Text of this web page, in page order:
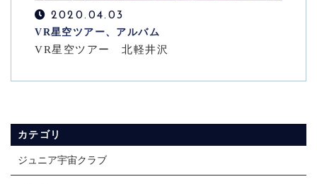
メールでの受付
2020.04.03
VR星空ツアー、アルバム
VR星空ツアー 北軽井沢
カテゴリ
ジュニア宇宙クラブ